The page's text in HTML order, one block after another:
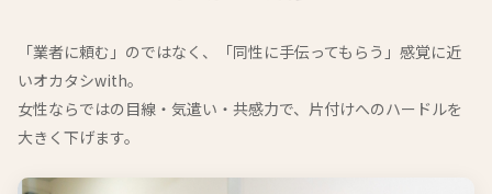
「業者に頼む」のではなく、「同性に手伝ってもらう」感覚に近
いオカタシwith。
女性ならではの目線・気遣い・共感力で、片付けへのハードルを
大きく下げます。